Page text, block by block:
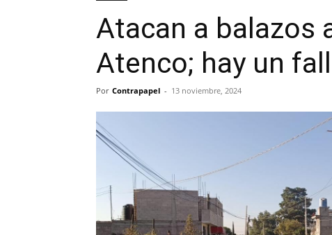
Atacan a balazos
Atenco; hay un
Por Contrapapel - 13 noviembre, 2024